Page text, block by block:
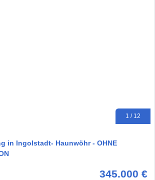
1 / 12
in Ingolstadt- Haunwöhr - OHNE
345.000 €